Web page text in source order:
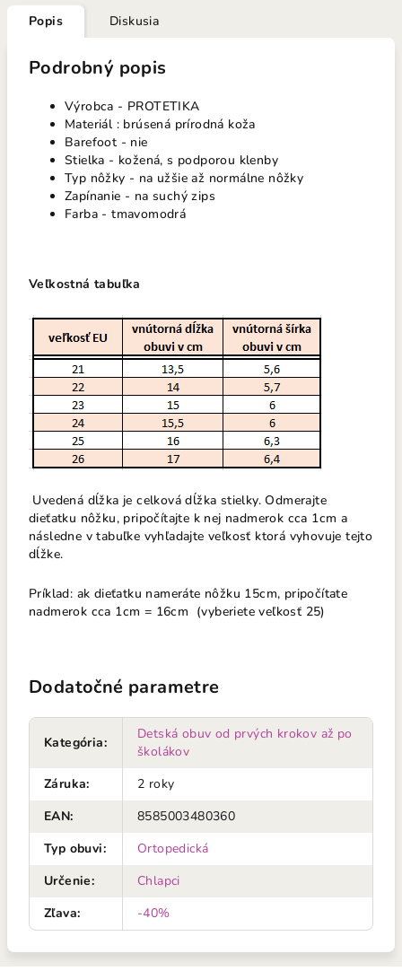
Popis Diskusia
Podrobný popis
Výrobca - PROTETIKA
Materiál : brúsená prírodná koža
Barefoot - nie
Stielka - kožená, s podporou klenby
Typ nôžky - na užšie až normálne nôžky
Zapínanie - na suchý zips
Farba - tmavomodrá
Veľkostná tabuľka
Uvedená dĺžka je celková dĺžka stielky. Odmerajte
dieťatku nôžku, pripočítajte k nej nadmerok cca 1cm a
následne v tabuľke vyhľadajte veľkosť ktorá vyhovuje tejto
dĺžke.
Príklad: ak dieťatku nameráte nôžku 15cm, pripočítate
nadmerok cca 1cm = 16cm (vyberiete veľkosť 25)
Dodatočné parametre
Kategória:
Detská obuv od prvých krokov až po
školákov
Záruka:
2 roky
EAN:
8585003480360
Typ obuvi:
Ortopedická
Určenie:
Chlapci
Zľava: -40%